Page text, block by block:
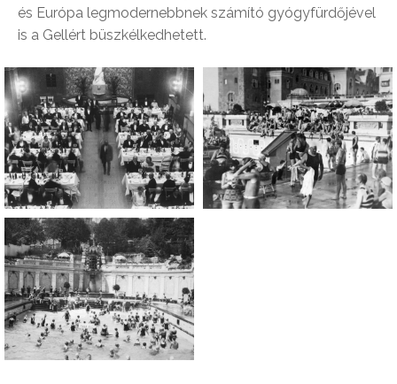
és Európa legmodernebbnek számító gyógyfürdőjével
is a Gellért büszkélkedhetett.